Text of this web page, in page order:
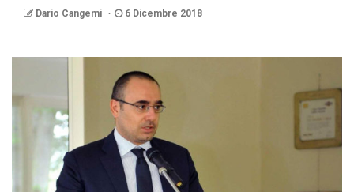
Dario Cangemi 6 Dicembre 2018